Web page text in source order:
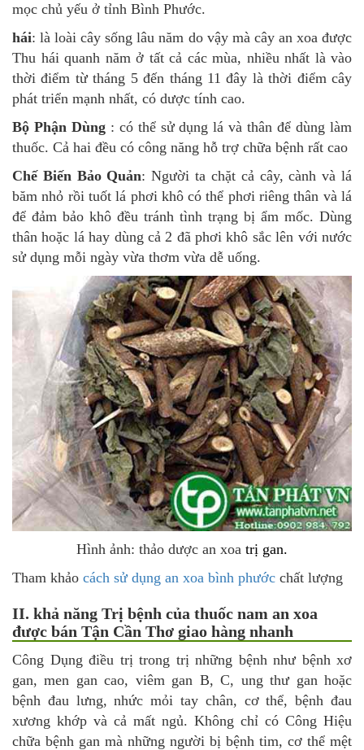
mọc chủ yếu ở tỉnh Bình Phước.
hái: là loài cây sống lâu năm do vậy mà cây an xoa được
Thu hái quanh năm ở tất cả các mùa, nhiều nhất là vào
thời điểm từ tháng 5 đến tháng 11 đây là thời điểm cây
phát triển mạnh nhất, có dược tính cao.
Bộ Phận Dùng: có thể sử dụng lá và thân để dùng làm
thuốc. Cả hai đều có công năng hỗ trợ chữa bệnh rất cao
Chế Biến Bảo Quản: Người ta chặt cả cây, cành và lá
băm nhỏ rồi tuốt lá phơi khô có thể phơi riêng thân và lá
để đảm bảo khô đều tránh tình trạng bị ẩm mốc. Dùng
thân hoặc lá hay dùng cả 2 đã phơi khô sắc lên với nước
sử dụng mỗi ngày vừa thơm vừa dễ uống.
Hình ảnh: thảo dược an xoa trị gan.
Tham khảo cách sử dụng an xoa bình phước chất lượng
II. khả năng Trị bệnh của thuốc nam an xoa
được bán Tận Cần Thơ giao hàng nhanh
Công Dụng điều trị trong trị những bệnh như bệnh xơ
gan, men gan cao, viêm gan B, C, ung thư gan hoặc
bệnh đau lưng, nhức mỏi tay chân, cơ thể, bệnh đau
xương khớp và cả mất ngủ. Không chỉ có Công Hiệu
chữa bệnh gan mà những người bị bệnh tim, cơ thể mệt